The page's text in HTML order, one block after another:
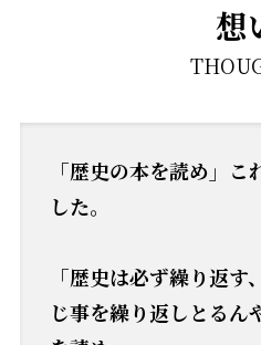
想
「歴史の本を読め」
した。
「歴史は必ず繰り返
じ事を繰り返しとるん